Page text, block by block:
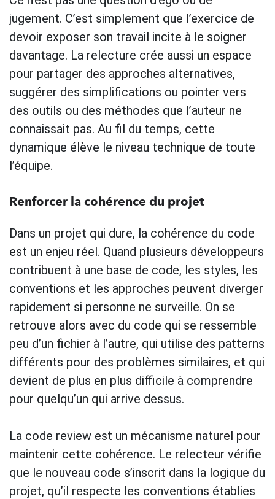
jugement. C’est simplement que l’exercice de
devoir exposer son travail incite à le soigner
davantage. La relecture crée aussi un espace
pour partager des approches alternatives,
suggérer des simplifications ou pointer vers
des outils ou des méthodes que l’auteur ne
connaissait pas. Au fil du temps, cette
dynamique élève le niveau technique de toute
l’équipe.
Renforcer la cohérence du projet
Dans un projet qui dure, la cohérence du code
est un enjeu réel. Quand plusieurs développeurs
contribuent à une base de code, les styles, les
conventions et les approches peuvent diverger
rapidement si personne ne surveille. On se
retrouve alors avec du code qui se ressemble
peu d’un fichier à l’autre, qui utilise des patterns
différents pour des problèmes similaires, et qui
devient de plus en plus difficile à comprendre
pour quelqu’un qui arrive dessus.
La code review est un mécanisme naturel pour
maintenir cette cohérence. Le relecteur vérifie
que le nouveau code s’inscrit dans la logique du
projet, qu’il respecte les conventions établies